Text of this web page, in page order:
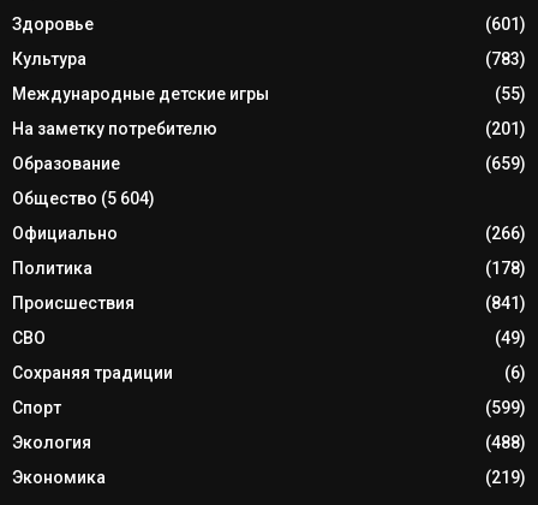
Здоровье
(601)
Культура
(783)
Международные детские игры
(55)
На заметку потребителю
(201)
Образование
(659)
Общество (5 604)
Официально
(266)
Политика
(178)
Происшествия
(841)
СВО
(49)
Сохраняя традиции
(6)
Спорт
(599)
Экология
(488)
Экономика
(219)